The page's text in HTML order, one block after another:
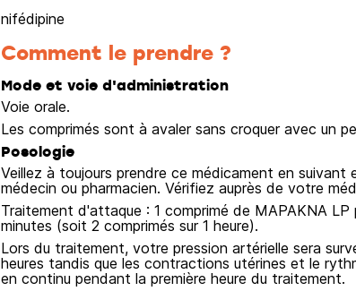
nifédipine
Comment le prendre ?
Mode et voie d'administration
Voie orale.
Les comprimés sont à avaler sans croquer avec un
Posologie
Veillez à toujours prendre ce médicament en
médecin ou pharmacien. Vérifiez auprès de votre
Traitement d'attaque : 1 comprimé de MAPAKNA
minutes (soit 2 comprimés sur 1 heure).
Lors du traitement, votre pression artérielle sera
heures tandis que les contractions utérines et le
en continu pendant la première heure du traitement.